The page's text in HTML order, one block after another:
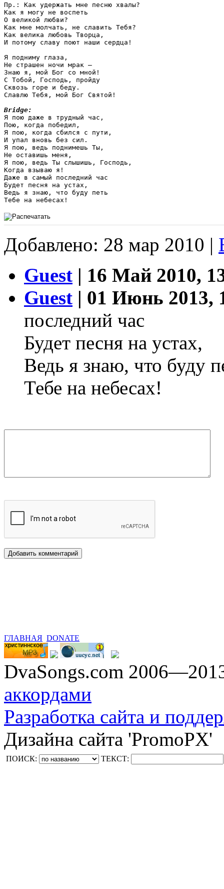
Пр.: Как удержать мне песню хвалы?
Как я могу не воспеть
О великой любви?
Как мне молчать, не славить Тебя?
Как велика любовь Творца,
И потому славу поют наши сердца!
Я подниму глаза,
Не страшен ночи мрак —
Знаю я, мой Бог со мной!
С Тобой, Господь, пройду
Сквозь горе и беду.
Славлю Тебя, мой Бог Святой!
Bridge:
Я пою даже в трудный час,
Пою, когда победил,
Я пою, когда сбился с пути,
И упал вновь без сил.
Я пою, ведь поднимешь Ты,
Не оставишь меня,
Я пою, ведь Ты слышишь, Господь,
Когда взываю я!
Даже в самый последний час
Будет песня на устах,
Ведь я знаю, что буду петь
Тебе на небесах!
Добавлено: 28 мар 2010 |
Guest | 16 Май 2010,
Guest | 01 Июнь 2013,
последний час
Будет песня на устах,
Ведь я знаю, что буду
Тебе на небесах!
ГЛАВНАЯ DONATE
DvaSongs.com
аккордами
Разработка сайта и
Дизайна сайта 'PromoPX'
ПОИСК: ТЕКСТ: